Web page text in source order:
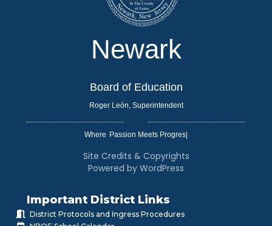
Newark
Board of Education
Roger León, Superintendent
Where
Site Credits & Copyrights
Powered by WordPress
Important District Links
District Protocols and Ingress Procedures